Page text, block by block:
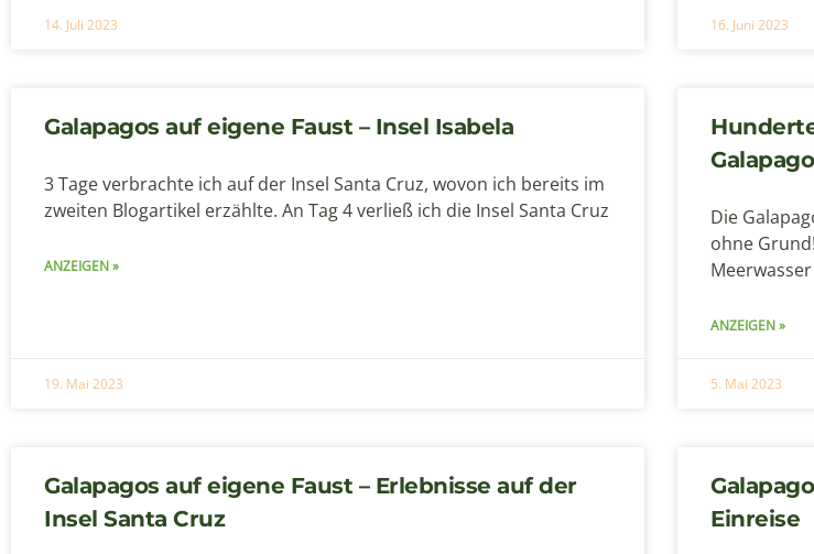
14. Juli 2023 16. Juni 2023
Galapagos auf eigene Faust – Insel Isabela
3 Tage verbrachte ich auf der Insel Santa Cruz, wovon ich bereits im
zweiten Blogartikel erzählte. An Tag 4 verließ ich die Insel Santa Cruz
ANZEIGEN »
19. Mai 2023
Die
ohne
ANZEIGEN »
5. Mai 2023
Galapagos auf eigene Faust – Erlebnisse auf der
Insel Santa Cruz
Einreise